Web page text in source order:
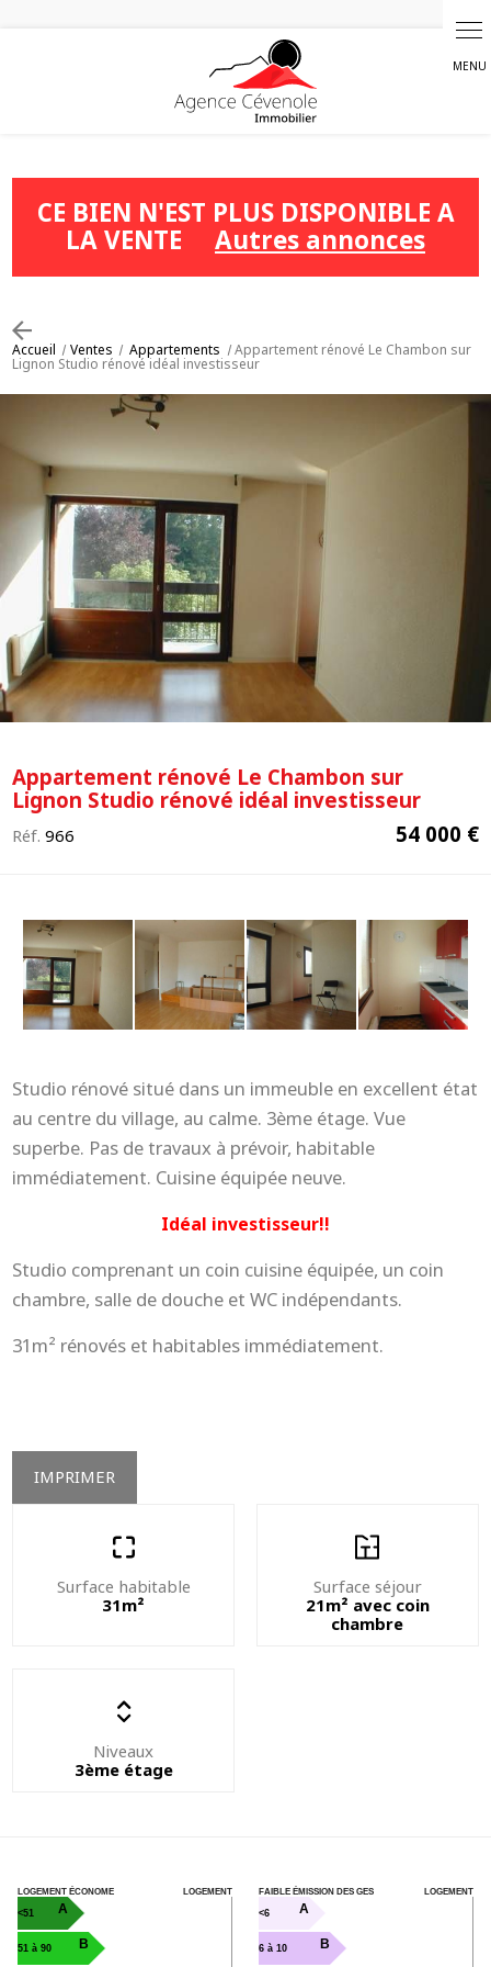
CE BIEN N'EST PLUS DISPONIBLE A
LA VENTE Autres annonces
Accueil Ventes Appartements Appartement rénové Le Chambon sur
Lignon Studio rénové idéal investisseur
Appartement rénové Le Chambon sur
Lignon Studio rénové idéal investisseur
Réf.966 54 000 €
Studio rénové situé dans un immeuble en excellent état
au centre du village, au calme. 3ème étage. Vue
superbe. Pas de travaux à prévoir, habitable
immédiatement. Cuisine équipée neuve.
Idéal investisseur!!
Studio comprenant un coin cuisine équipée, un coin
chambre, salle de douche et WC indépendants.
31m² rénovés et habitables immédiatement.
IMPRIMER
Surface habitable
31m²
Surface séjour
21m² avec coin
chambre
Niveaux
3ème étage
LOGEMENT ÉCONOME LOGEMENT
<51 A
51 à 90 B
FAIBLE ÉMISSION DES GES LOGEMENT
<6 A
6 à 10 B